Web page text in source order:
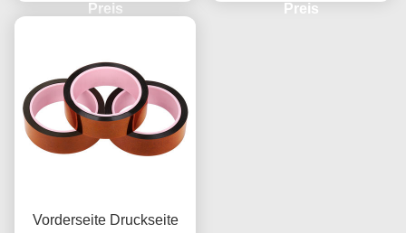
Preis Preis
Vorderseite Druckseite